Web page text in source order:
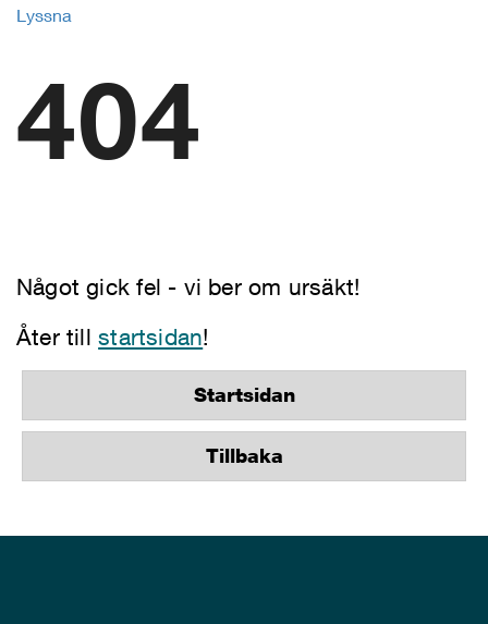
Lyssna
404
Något gick fel - vi ber om ursäkt!
Åter tillstartsidan!
Startsidan
Tillbaka